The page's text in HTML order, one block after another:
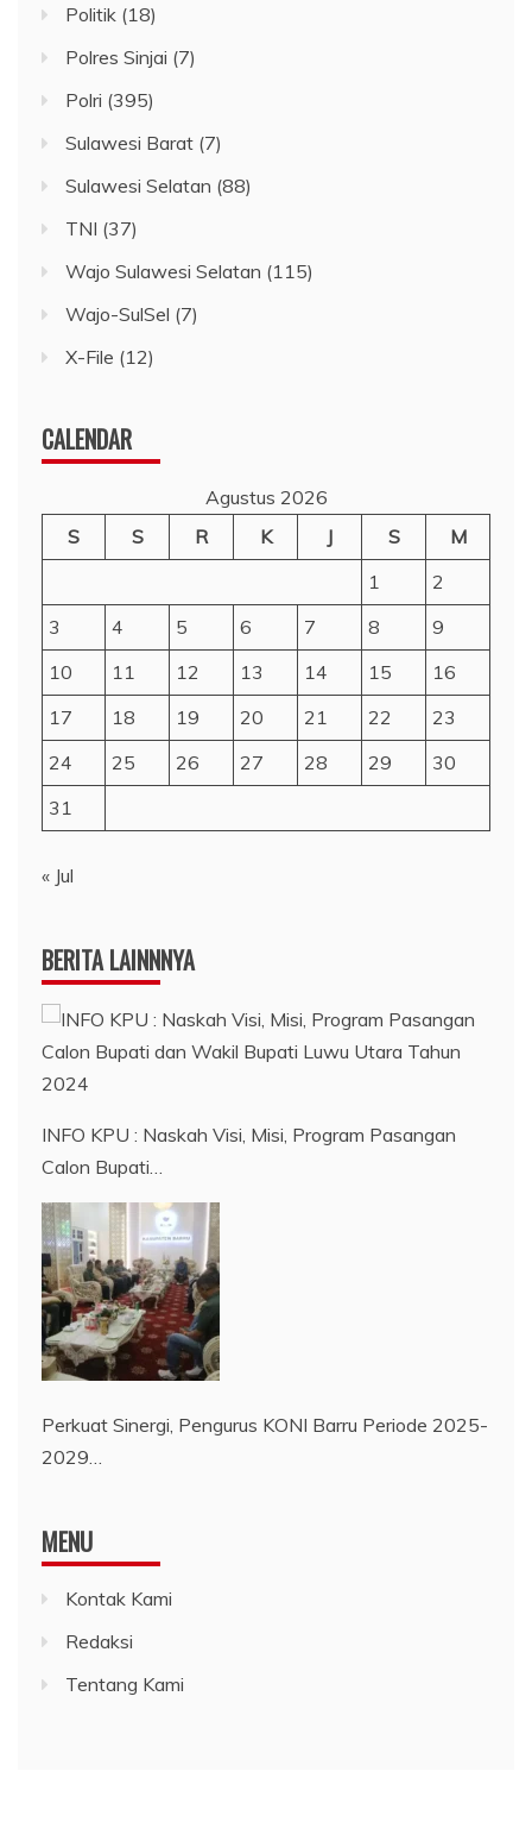
Politik (18)
Polres Sinjai (7)
Polri (395)
Sulawesi Barat (7)
Sulawesi Selatan (88)
TNI (37)
Wajo Sulawesi Selatan (115)
Wajo-SulSel (7)
X-File (12)
CALENDAR
Agustus 2026
S
S R K J S
M
1
2
3
4 5 6 7 8
9
10
11 12 13 14 15
16
17
18 19 20 21 22
23
24
25 26 27 28 29
30
31
« Jul
BERITA LAINNNYA
INFO KPU : Naskah Visi, Misi, Program Pasangan
Calon Bupati…
Perkuat Sinergi, Pengurus KONI Barru Periode 2025-
2029…
MENU
Kontak Kami
Redaksi
Tentang Kami